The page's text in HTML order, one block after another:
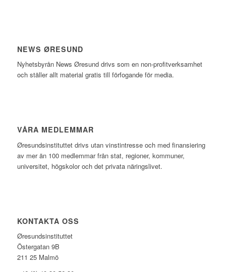
NEWS ØRESUND
Nyhetsbyrån News Øresund drivs som en non-profitverksamhet
och ställer allt material gratis till förfogande för media.
VÅRA MEDLEMMAR
Øresundsinstituttet drivs utan vinst­intresse och med finansiering
av mer än 100 medlemmar från stat, regioner, kommuner,
universitet, högskolor och det privata näringslivet.
KONTAKTA OSS
Øresundsinstituttet
Östergatan 9B
211 25 Malmö